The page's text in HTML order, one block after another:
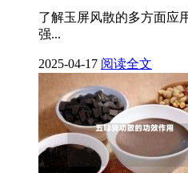
了解玉屏风散的多方面应
强...
2025-04-17 阅读全文